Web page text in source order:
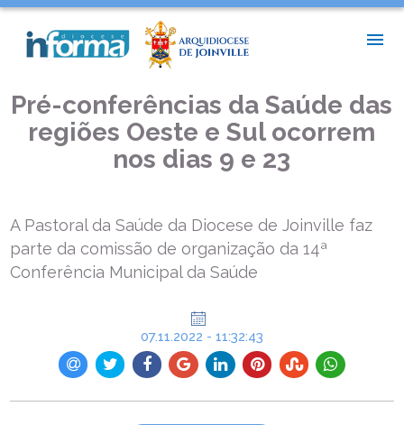
PRÉ-CONFERÊNCIAS DA SAÚDE DAS REGIÕES OESTE E SUL
OCORREM NOS DIAS 9 E 23
Pré-conferências da Saúde das
regiões Oeste e Sul ocorrem
nos dias 9 e 23
A Pastoral da Saúde da Diocese de Joinville faz
parte da comissão de organização da 14ª
Conferência Municipal da Saúde
07.11.2022 - 11:32:43